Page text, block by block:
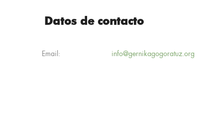
Datos de contacto
Email: info@gernikagogoratuz.org